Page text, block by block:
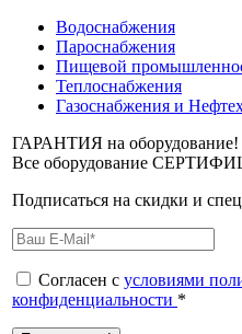
Водоснабжения
Пароснабжения
Пищевой
Теплоснабжения
Газоснабжения и
ГАРАНТИЯ на оборудование!
Все оборудование
Подписаться на скидки и
Согласен с условиями
конфиденциальности *